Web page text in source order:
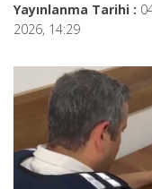
Yayınlanma Tarihi :
2026, 14:29